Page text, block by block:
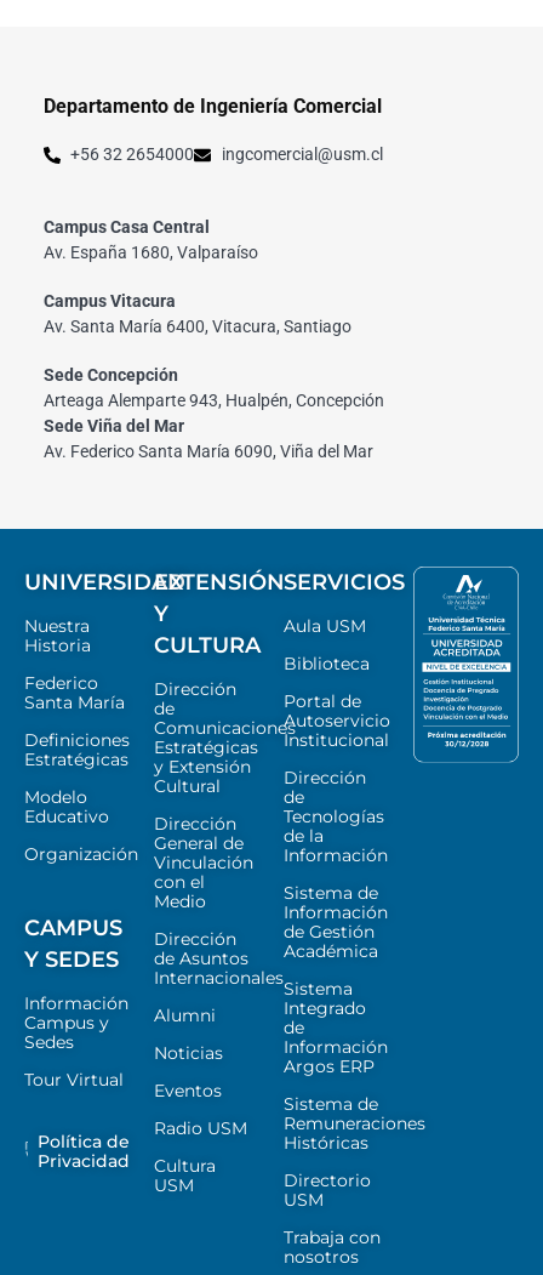
Departamento de Ingeniería Comercial
+56 32 2654000 ingcomercial@usm.cl
Campus Casa Central
Av. España 1680, Valparaíso
Campus Vitacura
Av. Santa María 6400, Vitacura, Santiago
Sede Concepción
Arteaga Alemparte 943, Hualpén, Concepción
Sede Viña del Mar
Av. Federico Santa María 6090, Viña del Mar
UNIVERSIDAD
Nuestra
Historia
Federico
Santa María
Definiciones
Estratégicas
Modelo
Educativo
Organización
CAMPUS
Y SEDES
Información
Campus y
Sedes
Tour Virtual
Política de
Privacidad
EXTENSIÓN
Y
CULTURA
Dirección
de
Comunicaciones
Estratégicas
y Extensión
Cultural
Dirección
General de
Vinculación
con el
Medio
Dirección
de Asuntos
Internacionales
Alumni
Noticias
Eventos
Radio USM
Cultura
USM
SERVICIOS
Aula USM
Biblioteca
Portal de
Autoservicio
Institucional
Dirección
de
Tecnologías
de la
Información
Sistema de
Información
de Gestión
Académica
Sistema
Integrado
de
Información
Argos ERP
Sistema de
Remuneraciones
Históricas
Directorio
USM
Trabaja con
nosotros